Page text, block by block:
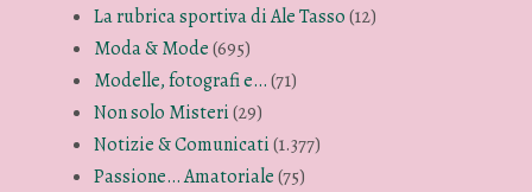
La rubrica sportiva di Ale Tasso(12)
Moda & Mode(695)
Modelle, fotografi e…(71)
Non solo Misteri(29)
Notizie & Comunicati(1.377)
Passione… Amatoriale(75)